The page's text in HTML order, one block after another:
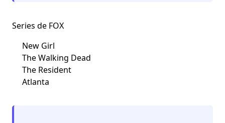
Series de FOX
New Girl
The Walking Dead
The Resident
Atlanta